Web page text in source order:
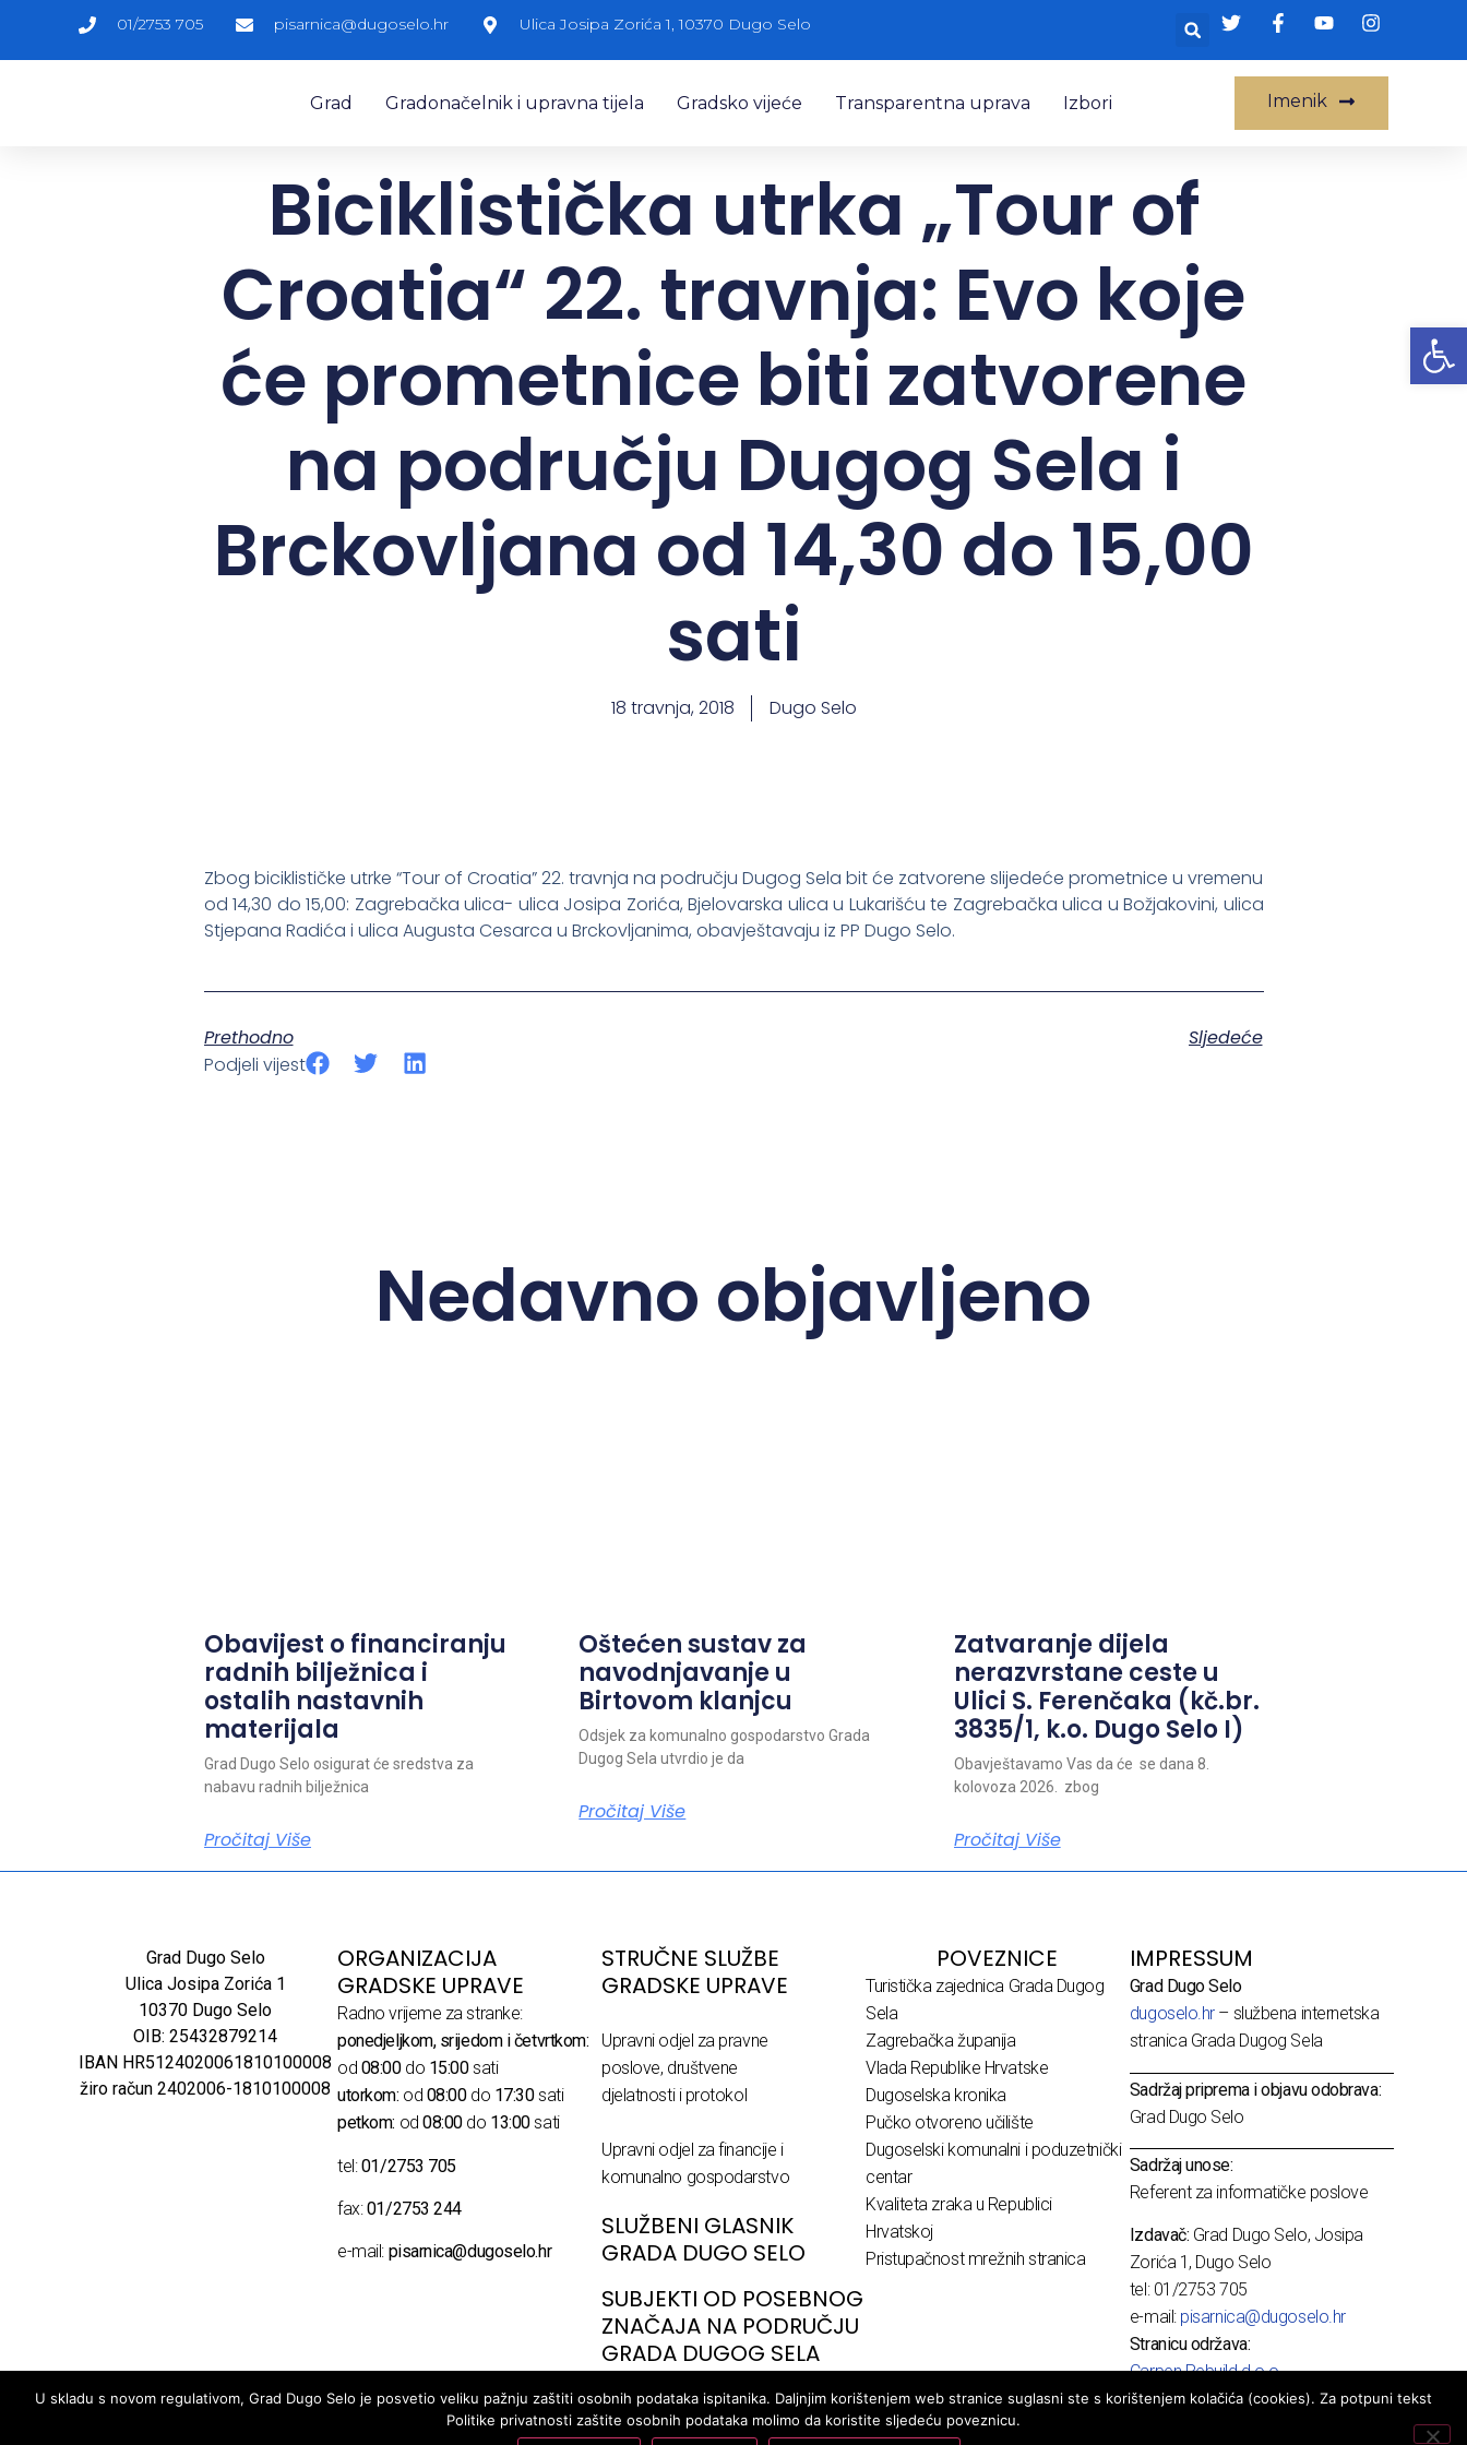
01/2753 705 pisarnica@dugoselo.hr Ulica Josipa Zorića 1, 10370 Dugo Selo
Grad Gradonačelnik i upravna tijela Gradsko vijeće Transparentna uprava Izbori Imenik
Biciklistička utrka „Tour of
Croatia“ 22. travnja: Evo koje
će prometnice biti zatvorene
na području Dugog Sela i
Brckovljana od 14,30 do 15,00
sati
18 travnja, 2018 Dugo Selo
Zbog biciklističke utrke “Tour of Croatia” 22. travnja na području Dugog Sela bit će zatvorene slijedeće prometnice u vremenu
od 14,30 do 15,00: Zagrebačka ulica- ulica Josipa Zorića, Bjelovarska ulica u Lukarišću te Zagrebačka ulica u Božjakovini, ulica
Stjepana Radića i ulica Augusta Cesarca u Brckovljanima, obavještavaju iz PP Dugo Selo.
Prethodno
Sljedeće
Podjeli vijest
Nedavno objavljeno
Obavijest o financiranju
radnih bilježnica i
ostalih nastavnih
materijala
Grad Dugo Selo osigurat će sredstva za
nabavu radnih bilježnica
Pročitaj Više
Oštećen sustav za
navodnjavanje u
Birtovom klanjcu
Odsjek za komunalno gospodarstvo Grada
Dugog Sela utvrdio je da
Pročitaj Više
Zatvaranje dijela
nerazvrstane ceste u
Ulici S. Ferenčaka (kč.br.
3835/1, k.o. Dugo Selo I)
Obavještavamo Vas da će se dana 8.
kolovoza 2026. zbog
Pročitaj Više
Grad Dugo Selo
Ulica Josipa Zorića 1
10370 Dugo Selo
OIB: 25432879214
IBAN HR5124020061810100008
žiro račun 2402006-1810100008
ORGANIZACIJA
GRADSKE UPRAVE
Radno vrijeme za stranke:
ponedjeljkom, srijedom i četvrtkom:
od 08:00do 15:00sati
utorkom: od 08:00do 17:30sati
petkom: od08:00do 13:00sati
tel:01/2753 705
fax:01/2753 244
e-mail: pisarnica@dugoselo.hr
STRUČNE SLUŽBE
GRADSKE UPRAVE
Upravni odjel za pravne
poslove, društvene
djelatnosti i protokol
Upravni odjel za financije i
komunalno gospodarstvo
SLUŽBENI GLASNIK
GRADA DUGO SELO
SUBJEKTI OD POSEBNOG
ZNAČAJA NA PODRUČJU
GRADA DUGOG SELA
POVEZNICE
Turistička zajednica Grada Dugog
Sela
Zagrebačka županija
Vlada Republike Hrvatske
Dugoselska kronika
Pučko otvoreno učilište
Dugoselski komunalni i poduzetnički
centar
Kvaliteta zraka u Republici
Hrvatskoj
Pristupačnost mrežnih stranica
IMPRESSUM
Grad Dugo Selo
dugoselo.hr– službena internetska
stranica Grada Dugog Sela
Sadržaj priprema i objavu odobrava:
Grad Dugo Selo
Sadržaj unose:
Referent za informatičke poslove
Izdavač: Grad Dugo Selo, Josipa
Zorića 1, Dugo Selo
tel: 01/2753 705
e-mail: pisarnica@dugoselo.hr
Stranicu održava:
Carpen Rebuild d.o.o.
U skladu s novom regulativom, Grad Dugo Selo je posvetio veliku pažnju zaštiti osobnih podataka ispitanika. Daljnjim korištenjem web stranice suglasni ste s korištenjem kolačića (cookies). Za potpuni tekst
Politike privatnosti zaštite osobnih podataka molimo da koristite sljedeću poveznicu.